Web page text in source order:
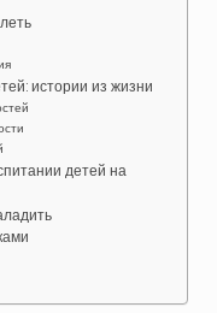
истории из жизни
детей на